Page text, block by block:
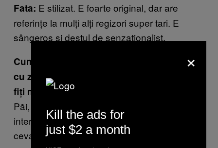
Fata: E stilizat. E foarte original, dar are
referințe la mulți alți regizori super tari. E
sângeros și destul de senzaționalist.
Cum v-ați folosi de filmul ăla în viața de zi
cu zi, de exemplu la festivalul ăsta, ca să
fiți mai cool?
Păi, fiecare personaj din el e un individ
interesant. Cred că ar trebui să alegi câte
ceva de la fiecare și să-ți faci un personaj
×
Kill the ads for
just $2 a month